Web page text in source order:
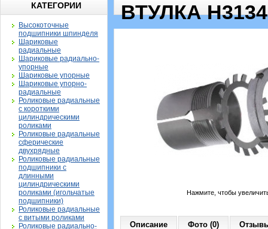
КАТЕГОРИИ
Высокоточные
подшипники шпинделя
Шариковые
радиальные
Шариковые радиально-
упорные
Шариковые упорные
Шариковые упорно-
радиальные
Роликовые радиальные
с короткими
цилиндрическими
роликами
Роликовые радиальные
сферические
двухрядные
Роликовые радиальные
подшипники с
длинными
цилиндрическими
роликами (игольчатые
подшипники)
Роликовые радиальные
с витыми роликами
Роликовые радиально-
ВТУЛКА H3134
Нажмите, чтобы
Описание Фото (0)